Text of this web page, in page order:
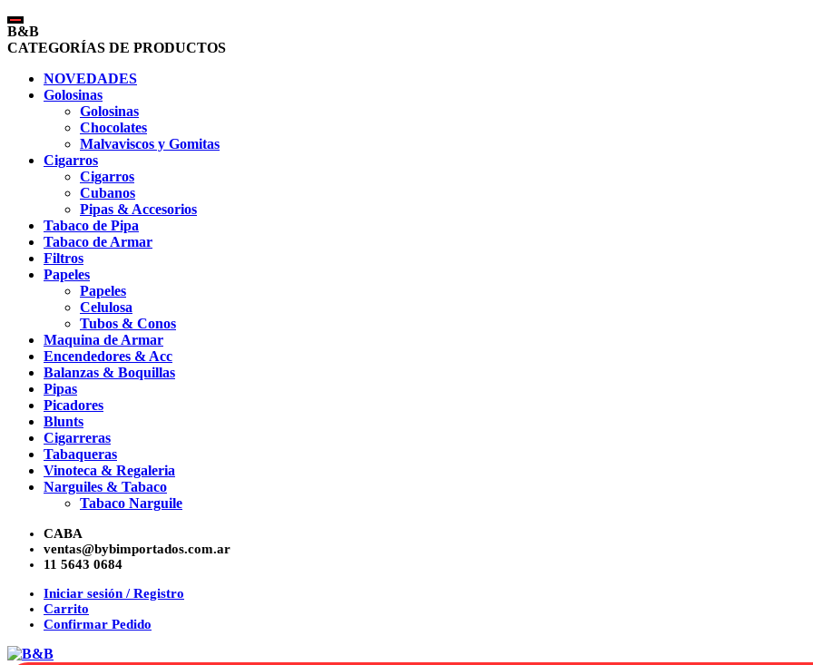
B&B
CATEGORÍAS DE PRODUCTOS
NOVEDADES
Golosinas
Golosinas
Chocolates
Malvaviscos y Gomitas
Cigarros
Cigarros
Cubanos
Pipas & Accesorios
Tabaco de Pipa
Tabaco de Armar
Filtros
Papeles
Papeles
Celulosa
Tubos & Conos
Maquina de Armar
Encendedores & Acc
Balanzas & Boquillas
Pipas
Picadores
Blunts
Cigarreras
Tabaqueras
Vinoteca & Regaleria
Narguiles & Tabaco
Tabaco Narguile
Skip
content
CABA
ventas@bybimportados.com.ar
11 5643 0684
Iniciar sesión / Registro
Carrito
Confirmar Pedido